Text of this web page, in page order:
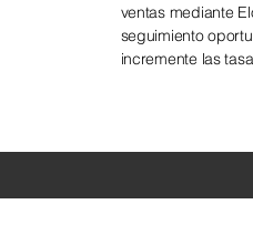
ventas mediante
seguimiento
incremente las